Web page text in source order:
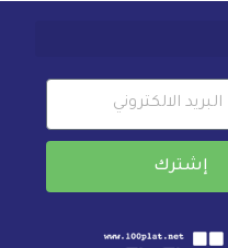
إشترك